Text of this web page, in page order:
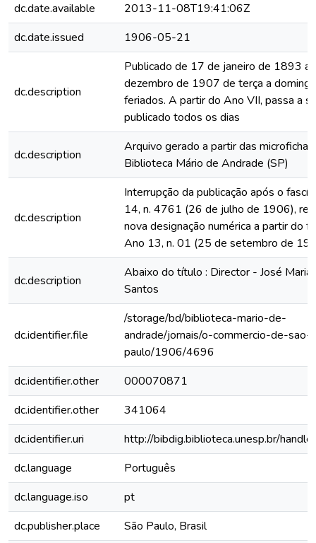
dc.date.available
2013-11-08T19:41:06Z
dc.date.issued
1906-05-21
dc.description
Publicado de 17 de janeiro de 1893 a
dezembro de 1907 de terça a
feriados. A partir do Ano VII, passa a
publicado todos os dias
dc.description
Arquivo gerado a partir das
Biblioteca Mário de Andrade (SP)
dc.description
Interrupção da publicação após o
14, n. 4761 (26 de julho de 1906),
nova designação numérica a partir do
Ano 13, n. 01 (25 de setembro de
dc.description
Abaixo do título : Director - José Maria
Santos
dc.identifier.file
/storage/bd/biblioteca-mario-de-
andrade/jornais/o-commercio-de-sao-
paulo/1906/4696
dc.identifier.other
000070871
dc.identifier.other
341064
dc.identifier.uri
http://bibdig.biblioteca.unesp.br/
dc.language
Português
dc.language.iso
pt
dc.publisher.place
São Paulo, Brasil